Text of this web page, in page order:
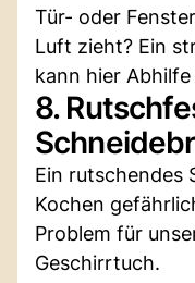
Tür- oder
Luft zieht? Ein
kann hier
8.
Ein rutschendes
Kochen
Problem für
Geschirrtuch.